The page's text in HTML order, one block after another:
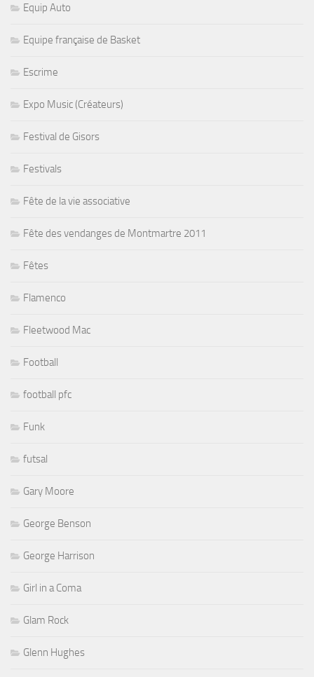
Equip Auto
Equipe française de Basket
Escrime
Expo Music (Créateurs)
Festival de Gisors
Festivals
Fête de la vie associative
Fête des vendanges de Montmartre 2011
Fêtes
Flamenco
Fleetwood Mac
Football
football pfc
Funk
futsal
Gary Moore
George Benson
George Harrison
Girl in a Coma
Glam Rock
Glenn Hughes